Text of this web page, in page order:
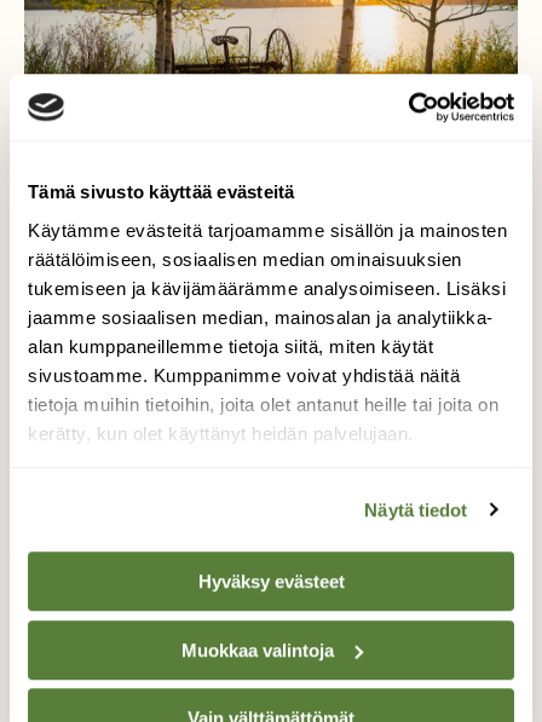
Tämä sivusto käyttää evästeitä
Käytämme evästeitä tarjoamamme sisällön ja mainosten
räätälöimiseen, sosiaalisen median ominaisuuksien
tukemiseen ja kävijämäärämme analysoimiseen. Lisäksi
jaamme sosiaalisen median, mainosalan ja analytiikka-
alan kumppaneillemme tietoja siitä, miten käytät
sivustoamme. Kumppanimme voivat yhdistää näitä
tietoja muihin tietoihin, joita olet antanut heille tai joita on
kerätty, kun olet käyttänyt heidän palvelujaan.
Näytä tiedot
Hyväksy evästeet
Muokkaa valintoja
Auringonlasku Raahessa
Hevosvetoinen haravakone Raahessa Varvin
rannalla. Hieno auringonlasku korosti värejä
kivasti.
TAKAISIN LISTAAN